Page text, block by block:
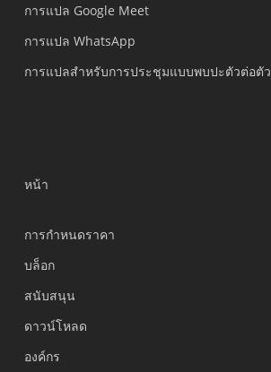
การแปล Google Meet
การแปล WhatsApp
การแปลสำหรับการประชุมแบบพบปะตัวต่อตัว
หน้า
การกำหนดราคา
บล็อก
สนับสนุน
ดาวน์โหลด
องค์กร